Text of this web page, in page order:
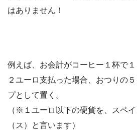
はありません！
例えば、お会計がコーヒー１杯で１
２ユーロ支払った場合、 おつりの
プとして置く。
（※１ユーロ以下の硬貨を、スペ
（ス）と言います）